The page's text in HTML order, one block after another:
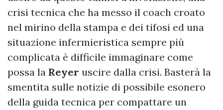
crisi tecnica che ha messo il coach croato
nel mirino della stampa e dei tifosi ed una
situazione infermieristica sempre più
complicata è difficile immaginare come
possa la Reyer uscire dalla crisi. Basterà la
smentita sulle notizie di possibile esonero
della guida tecnica per compattare un